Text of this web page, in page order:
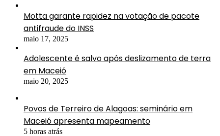
Motta garante rapidez na votação de pacote
antifraude do INSS
maio 17, 2025
Adolescente é salvo após deslizamento de terra
em Maceió
maio 20, 2025
Povos de Terreiro de Alagoas: seminário em
Maceió apresenta mapeamento
5 horas atrás